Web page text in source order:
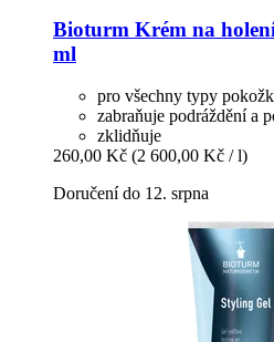
Bioturm Krém na
ml
pro všechny typy
zabraňuje podráždění a
zklidňuje
260,00 Kč (2 600,00 Kč / l)
Doručení do 12. srpna